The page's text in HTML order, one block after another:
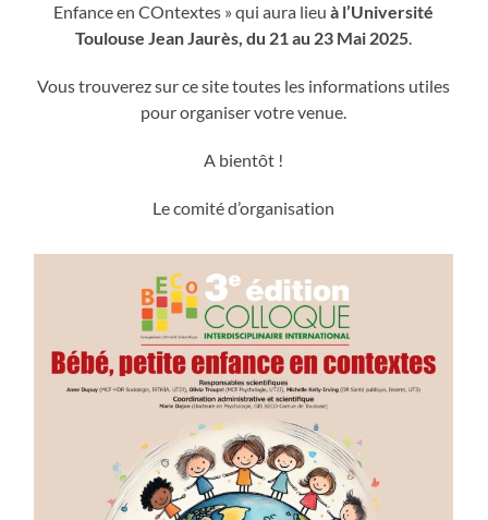
Enfance en COntextes » qui aura lieuà l’Université
Toulouse Jean Jaurès , du 21 au 23 Mai 2025
Vous trouverez sur ce site toutes les informations utiles
pour organiser votre venue.
A bientôt !
Le comité d’organisation